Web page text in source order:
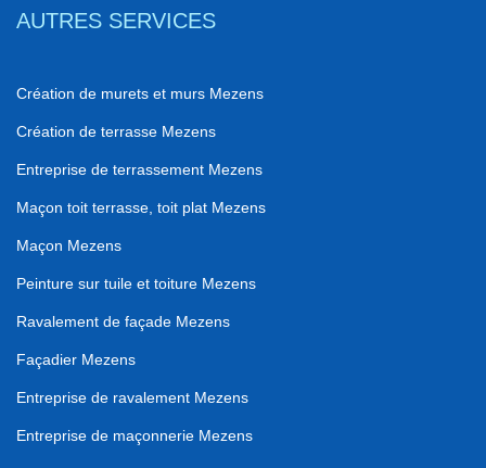
AUTRES SERVICES
Création de murets et murs Mezens
Création de terrasse Mezens
Entreprise de terrassement Mezens
Maçon toit terrasse, toit plat Mezens
Maçon Mezens
Peinture sur tuile et toiture Mezens
Ravalement de façade Mezens
Façadier Mezens
Entreprise de ravalement Mezens
Entreprise de maçonnerie Mezens